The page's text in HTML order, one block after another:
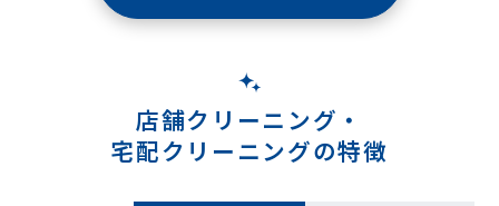
店舗クリーニング・
宅配クリーニングの特徴